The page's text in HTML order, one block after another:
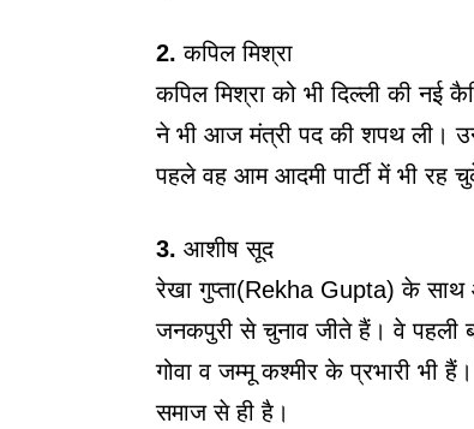
2. कपिल मिश्रा
कपिल मिश्रा को भी दिल्ली की नई
ने भी आज मंत्री पद की शपथ ली।
पहले वह आम आदमी पार्टी में भी रह
3. आशीष सूद
रेखा गुप्ता(Rekha Gupta) के
जनकपुरी से चुनाव जीते हैं। वे पहली
गोवा व जम्मू कश्मीर के प्रभारी भी
समाज से ही है।